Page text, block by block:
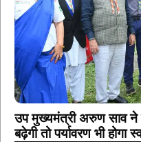
उप मुख्यमंत्री अरुण साव ने
बढ़ेगी तो पर्यावरण भी